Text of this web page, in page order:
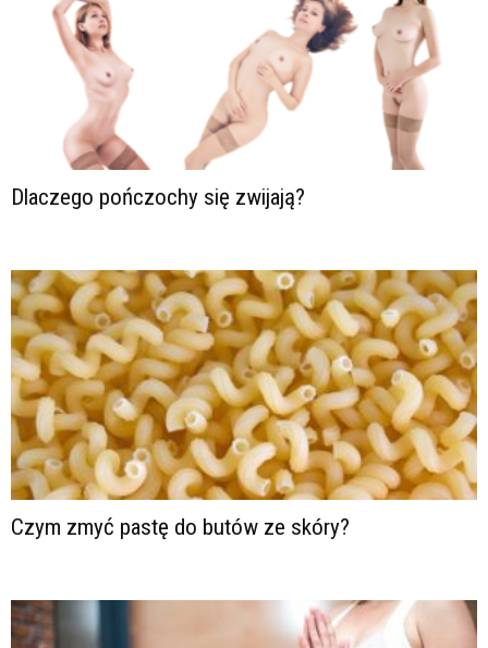
Dlaczego pończochy się zwijają?
Czym zmyć pastę do butów ze skóry?